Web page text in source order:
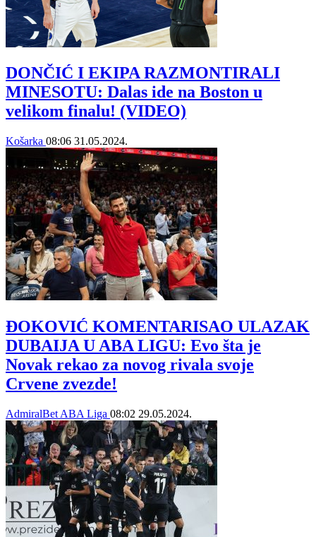
DONČIĆ I EKIPA RAZMONTIRALI
MINESOTU: Dalas ide na Boston u
velikom finalu! (VIDEO)
Košarka 08:06 31.05.2024.
ĐOKOVIĆ KOMENTARISAO ULAZAK
DUBAIJA U ABA LIGU: Evo šta je
Novak rekao za novog rivala svoje
Crvene zvezde!
AdmiralBet ABA Liga 08:02 29.05.2024.